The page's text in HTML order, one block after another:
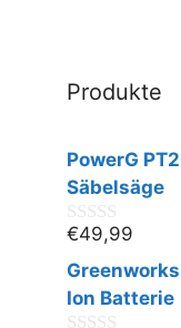
Produkte
PowerG
Säbelsäge
0
v
o
n
€49,99
Ion Batterie